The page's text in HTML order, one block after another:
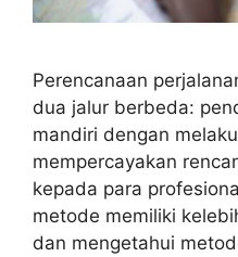
Perencanaan
dua jalur berbeda:
mandiri dengan
mempercayakan
kepada para
metode memiliki
dan mengetahui